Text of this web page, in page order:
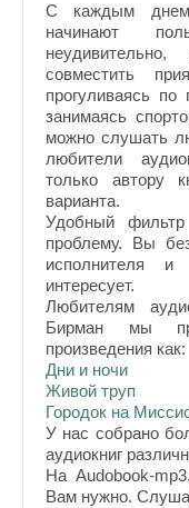
С каждым днем
начинают
совместить
прогуливаясь
занимаясь
можно слушать
любители
только автору
варианта.
Удобный
проблему. Вы
исполнителя
интересует.
Любителям
Бирман мы
произведения как:
Дни и ночи
Живой труп
Городок на
У нас собрано
аудиокниг
На Audobook-
Вам нужно.